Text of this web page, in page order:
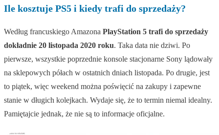
Ile kosztuje PS5 i kiedy trafi do sprzedaży?
Według francuskiego Amazona PlayStation 5 trafi do sprzedaży
dokładnie 20 listopada 2020 roku. Taka data nie dziwi. Po
pierwsze, wszystkie poprzednie konsole stacjonarne Sony lądowały
na sklepowych półach w ostatnich dniach listopada. Po drugie, jest
to piątek, więc weekend można poświęcić na zakupy i zapewne
stanie w długich kolejkach. Wydaje się, że to termin niemal idealny.
Pamiętajcie jednak, że nie są to informacje oficjalne.